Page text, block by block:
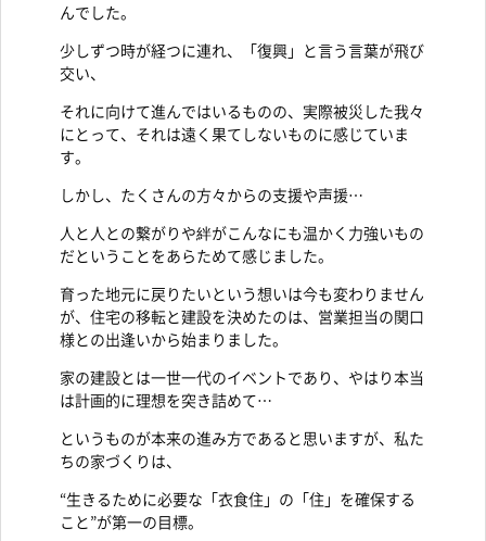
んでした。
少しずつ時が経つに連れ、「復興」と言う言葉が飛び
交い、
それに向けて進んではいるものの、実際被災した我々
にとって、それは遠く果てしないものに感じていま
す。
しかし、たくさんの方々からの支援や声援…
人と人との繋がりや絆がこんなにも温かく力強いもの
だということをあらためて感じました。
育った地元に戻りたいという想いは今も変わりません
が、住宅の移転と建設を決めたのは、営業担当の関口
様との出逢いから始まりました。
家の建設とは一世一代のイベントであり、やはり本当
は計画的に理想を突き詰めて…
というものが本来の進み方であると思いますが、私た
ちの家づくりは、
“生きるために必要な「衣食住」の「住」を確保する
こと”が第一の目標。